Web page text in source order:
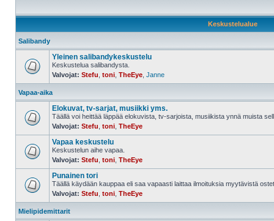
Keskustelualue
Salibandy
Yleinen salibandykeskustelu
Keskustelua salibandysta.
Valvojat: Stefu toni TheEye Janne
Vapaa-aika
Elokuvat, tv-sarjat, musiikki yms.
Täällä voi heittää läppää elokuvista, tv-sarjoista, musiikista ynnä muista
Valvojat: Stefu toni TheEye
Vapaa keskustelu
Keskustelun aihe vapaa.
Valvojat: Stefu toni TheEye
Punainen tori
Täällä käydään kauppaa eli saa vapaasti laittaa ilmoituksia myytävistä
Valvojat: Stefu toni TheEye
Mielipidemittarit